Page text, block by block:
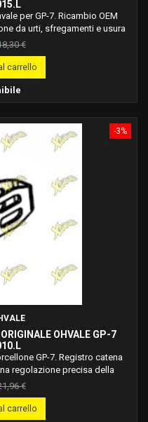
per GP-7. Ricambio OEM
da urti, sfregamenti e usura
intensivo in pista.
€
carrello
-3%
OHVALE GP-7
GP-7. Registro catena
regolazione precisa della
allineamento della ruota
€
carrello